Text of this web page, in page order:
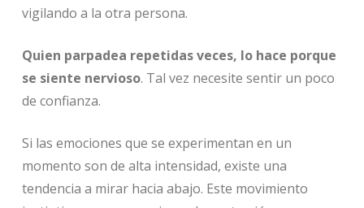
vigilando a la otra persona.
Quien parpadea repetidas veces, lo hace porque
se siente nervioso. Tal vez necesite sentir un poco
de confianza.
Si las emociones que se experimentan en un
momento son de alta intensidad, existe una
tendencia a mirar hacia abajo. Este movimiento